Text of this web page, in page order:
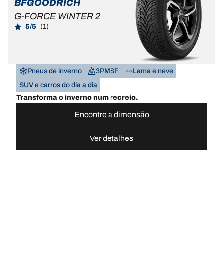
BFGOODRICH
G-FORCE WINTER 2
5/5 (1)
Pneus de inverno 3PMSF
Lama e neve
SUV e carros do dia a dia
Transforma o inverno num recreio.
Encontre a dimensão
Ver detalhes